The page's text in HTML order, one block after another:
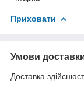
Приховати
Умови
Доставка